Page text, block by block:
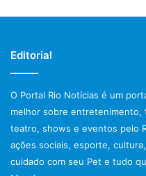
Editorial
O Portal Rio Notícias é um
melhor sobre entretenimento,
teatro, shows e eventos pelo
ações sociais, esporte,
cuidado com seu Pet e tudo